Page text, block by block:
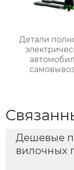
Детали
Дешевые
вилочных